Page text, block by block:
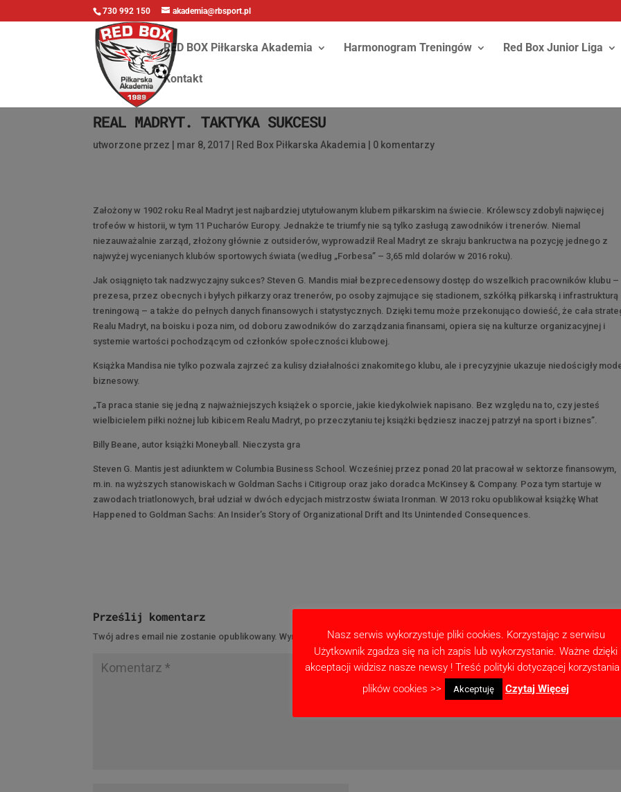
730 992 150 akademia@rbsport.pl
RED BOX Piłkarska Akademia Harmonogram Treningów Red Box Junior Liga
Kontakt
REAL MADRYT. TAKTYKA SUKCESU
utworzone przez mar 8, 2017 Red Box Piłkarska Akademia 0 komentarzy
Założony w 1902 roku Real Madryt jest najbardziej utytułowanym klubem piłkarskim na świecie. Królewscy zdobyli najwięcej
trofeów w historii, w tym 11 Pucharów Europy. Jednakże te triumfy nie są tylko zasługą zawodników i trenerów. Niemal
niezauważalnie zarząd, złożony głównie z outsiderów, wyprowadził Real Madryt ze skraju bankructwa na pozycję jednego z
najwyżej wycenianych klubów sportowych świata (według „Forbesa” – 3,65 mld dolarów w 2016 roku).
Jak osiągnięto tak nadzwyczajny sukces? Steven G. Mandis miał bezprecedensowy dostęp do wszelkich pracowników klubu
prezesa, przez obecnych i byłych piłkarzy oraz trenerów, po osoby zajmujące się stadionem, szkółką piłkarską i infrastrukturą
treningową – a także do pełnych danych finansowych i statystycznych. Dzięki temu może przekonująco dowieść, że cała
Realu Madryt, na boisku i poza nim, od doboru zawodników do zarządzania finansami, opiera się na kulturze organizacyjnej i
systemie wartości pochodzącym od członków społeczności klubowej.
Książka Mandisa nie tylko pozwala zajrzeć za kulisy działalności znakomitego klubu, ale i precyzyjnie ukazuje niedościgły
biznesowy.
„Ta praca stanie się jedną z najważniejszych książek o sporcie, jakie kiedykolwiek napisano. Bez względu na to, czy jesteś
wielbicielem piłki nożnej lub kibicem Realu Madryt, po przeczytaniu tej książki będziesz inaczej patrzył na sport i biznes”.
Billy Beane, autor książki Moneyball. Nieczysta gra
Steven G. Mantis jest adiunktem w Columbia Business School. Wcześniej przez ponad 20 lat pracował w sektorze finansowym,
m.in. na wyższych stanowiskach w Goldman Sachs i Citigroup oraz jako doradca McKinsey & Company. Poza tym startuje w
zawodach triatlonowych, brał udział w dwóch edycjach mistrzostw świata Ironman. W 2013 roku opublikował książkę What
Happened to Goldman Sachs: An Insider’s Story of Organizational Drift and Its Unintended Consequences.
Prześlij komentarz
Twój adres email nie zostanie opublikowany. Wymagane pola są oznaczone*
Nasz serwis wykorzystuje pliki cookies. Korzystając z serwisu
Użytkownik zgadza się na ich zapis lub wykorzystanie. Ważne dzięki
akceptacji widzisz nasze newsy ! Treść polityki dotyczącej
plików cookies >>
Akceptuję Czytaj Więcej